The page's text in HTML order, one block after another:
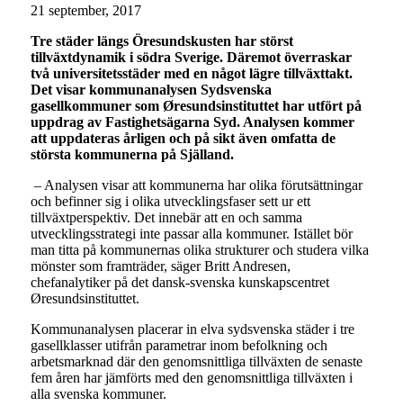
21 september, 2017
Tre städer längs Öresundskusten har störst
tillväxtdynamik i södra Sverige. Däremot överraskar
två universitetsstäder med en något lägre tillväxttakt.
Det visar kommunanalysen Sydsvenska
gasellkommuner som Øresundsinstituttet har utfört på
uppdrag av Fastighetsägarna Syd. Analysen kommer
att uppdateras årligen och på sikt även omfatta de
största kommunerna på Själland.
– Analysen visar att kommunerna har olika förutsättningar
och befinner sig i olika utvecklingsfaser sett ur ett
tillväxtperspektiv. Det innebär att en och samma
utvecklingsstrategi inte passar alla kommuner. Istället bör
man titta på kommunernas olika strukturer och studera vilka
mönster som framträder, säger Britt Andresen,
chefanalytiker på det dansk-svenska kunskapscentret
Øresundsinstituttet.
Kommunanalysen placerar in elva sydsvenska städer i tre
gasellklasser utifrån parametrar inom befolkning och
arbetsmarknad där den genomsnittliga tillväxten de senaste
fem åren har jämförts med den genomsnittliga tillväxten i
alla svenska kommuner.